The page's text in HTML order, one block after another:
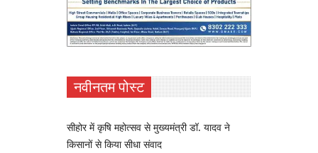
नवीनतम पोस्ट
सीहोर में कृषि महोत्सव से मुख्यमंत्री डॉ. यादव ने
किसानों से किया सीधा संवाद